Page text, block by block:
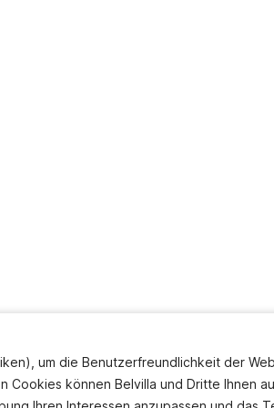
um die Benutzerfreundlichkeit der
können Belvilla und Dritte Ihnen